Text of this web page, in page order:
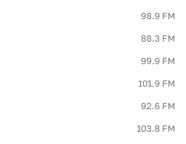
98.9 FM
88.3 FM
99.9 FM
101.9 FM
92.6 FM
103.8 FM